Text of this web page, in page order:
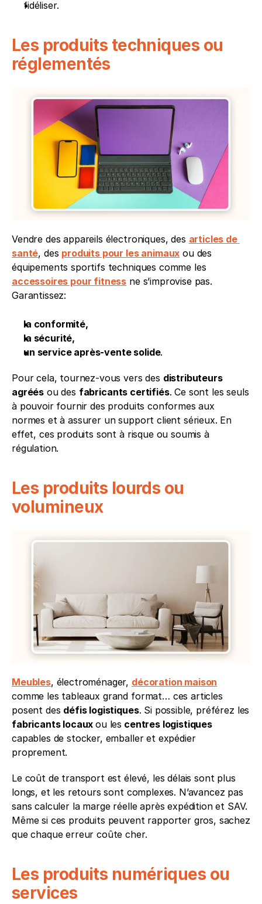
fidéliser.
Les produits techniques ou
réglementés
Vendre des appareils électroniques, des articles de
santé, des produits pour les animaux ou des
accessoires pour fitness ne s’improvise pas.
Garantissez:
la conformité,
la sécurité,
un service après-vente solide.
Pour cela, tournez-vous vers des distributeurs
agréés ou des fabricants certifiés. Ce sont les seuls
à pouvoir fournir des produits conformes aux
normes et à assurer un support client sérieux. En
effet, ces produits sont à risque ou soumis à
régulation.
Les produits lourds ou
volumineux
Meubles, électroménager, décoration maison
comme les tableaux grand format… ces articles
posent des défis logistiques
fabricants locaux ou les centres logistiques
capables de stocker, emballer et expédier
proprement.
Le coût de transport est élevé, les délais sont plus
longs, et les retours sont complexes. N’avancez pas
sans calculer la marge réelle après expédition et SAV.
Même si ces produits peuvent rapporter gros, sachez
que chaque erreur coûte cher.
Les produits numériques ou
services